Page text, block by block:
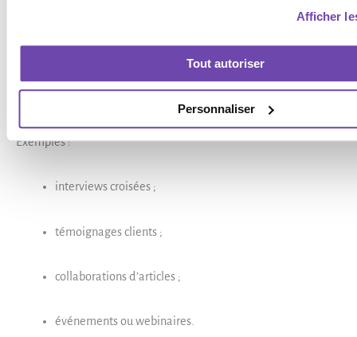
Afficher
Tout autoriser
Personnaliser
Les partenariats et collaborations
professionnelles
Exemples :
interviews croisées ;
témoignages clients ;
collaborations d’articles ;
événements ou webinaires.